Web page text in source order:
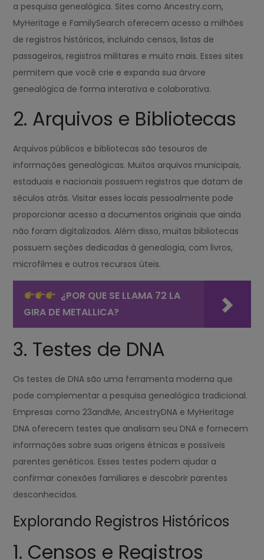
a pesquisa genealógica. Sites como Ancestry.com,
MyHeritage e FamilySearch oferecem acesso a milhões
de registros históricos, incluindo censos, listas de
passageiros, registros militares e muito mais. Esses sites
permitem que você crie e expanda sua árvore
genealógica de forma interativa e colaborativa.
2. Arquivos e Bibliotecas
Arquivos públicos e bibliotecas são tesouros de
informações genealógicas. Muitos arquivos municipais,
estaduais e nacionais possuem registros que datam de
séculos atrás. Visitar esses locais pessoalmente pode
proporcionar acesso a documentos originais que ainda
não foram digitalizados. Além disso, muitas bibliotecas
possuem seções dedicadas à genealogia, com livros,
microfilmes e outros recursos úteis.
¿POR QUE SE LLAMA 72 LA
GIRA DE METALLICA?
3. Testes de DNA
Os testes de DNA são uma ferramenta moderna que
pode complementar a pesquisa genealógica tradicional.
Empresas como 23andMe, AncestryDNA e MyHeritage
DNA oferecem testes que analisam seu DNA e fornecem
informações sobre suas origens étnicas e possíveis
parentes genéticos. Esses testes podem ajudar a
confirmar conexões familiares e descobrir parentes
desconhecidos.
Explorando Registros Históricos
1. Censos e Registros